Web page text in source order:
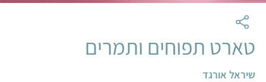
טארט תפוחים ותמרים
שיראל אורגד